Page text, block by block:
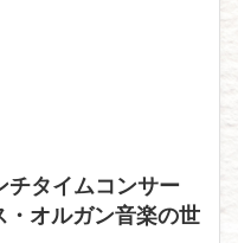
タイムコンサー
・オルガン音楽の世